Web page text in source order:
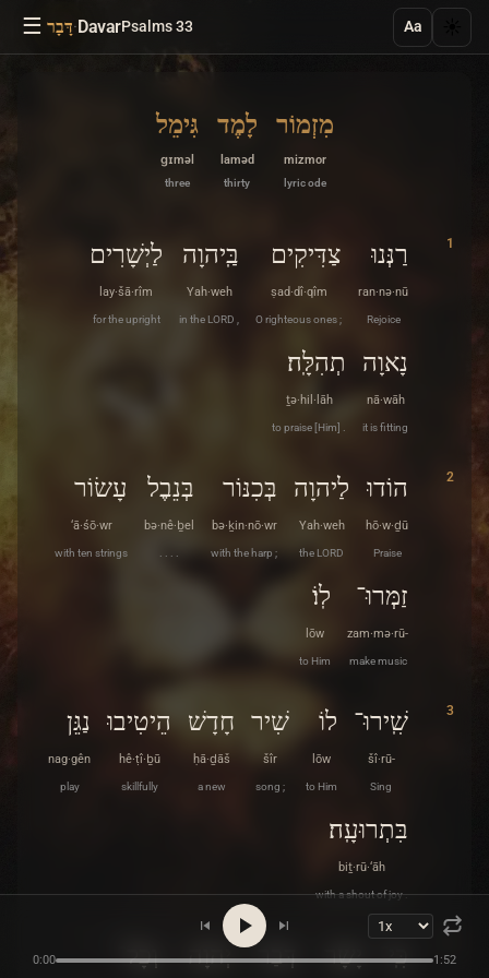
☰ דָּבָר·DavarPsalms 33 Aa
מִזְמוֹר
mizmor
lyric ode
לָמֶד
laməd
thirty
גִּימֵל
ɡɪməl
three
1 רַנְּנוּ
ran·nə·nū
Rejoice
צַדִּיקִים
ṣad·dî·qîm
O righteous ones ;
בַּֽיהוָה
Yah·weh
in the LORD ,
לַיְשָׁרִים
lay·šā·rîm
for the upright
נָאוָה
nā·wāh
it is fitting
תְהִלָּֽה׃
ṯə·hil·lāh
to praise [Him] .
2 הוֹדוּ
hō·w·ḏū
Praise
לַיהוָה
Yah·weh
the LORD
בְּכִנּוֹר
bə·ḵin·nō·wr
with the harp ;
בְּנֵבֶל
bə·nê·ḇel
. . . .
עָשׂוֹר
‘ā·śō·wr
with ten strings
זַמְּרוּ־
zam·mə·rū-
make music
לֽוֹ׃
lōw
to Him
3 שִֽׁירוּ־
šî·rū-
Sing
לוֹ
lōw
to Him
שִׁיר
šîr
song ;
חָדָשׁ
ḥā·ḏāš
a new
הֵיטִיבוּ
hê·ṭî·ḇū
skillfully
נַגֵּן
nag·gên
play
בִּתְרוּעָֽה׃
biṯ·rū·‘āh
with a shout of joy .
כִּֽי־ יָשָׁר דְּבַר־ יְהוָה וְכָל־ 0:00 1:52